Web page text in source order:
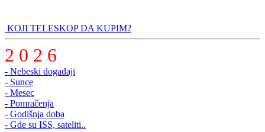
KOJI TELESKOP DA KUPIM?
2 0 2 6
- Nebeski događaji
- Sunce
- Mesec
- Pomračenja
- Godišnja doba
- Gde su ISS, sateliti..